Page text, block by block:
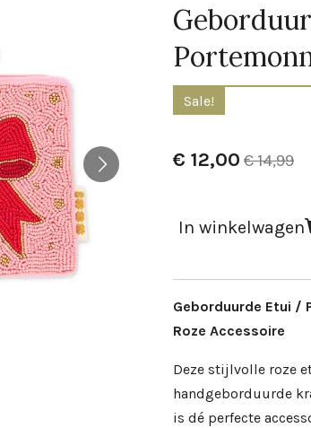
Sale!
€ 12,00 € 14,99
In winkelwagen
Geborduurde Etui /
Roze Accessoire
Deze stijlvolle roze
handgeborduurde
is dé perfecte